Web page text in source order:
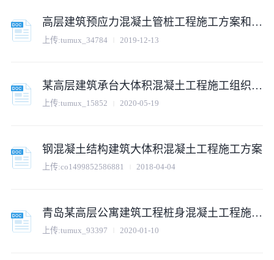
高层建筑预应力混凝土管桩工程施工方案和组织设计
上传:tumux_34784 2019-12-13
某高层建筑承台大体积混凝土工程施工组织方案
上传:tumux_15852 2020-05-19
钢混凝土结构建筑大体积混凝土工程施工方案
上传:co1499852586881 2018-04-04
青岛某高层公寓建筑工程桩身混凝土工程施工方案
上传:tumux_93397 2020-01-10